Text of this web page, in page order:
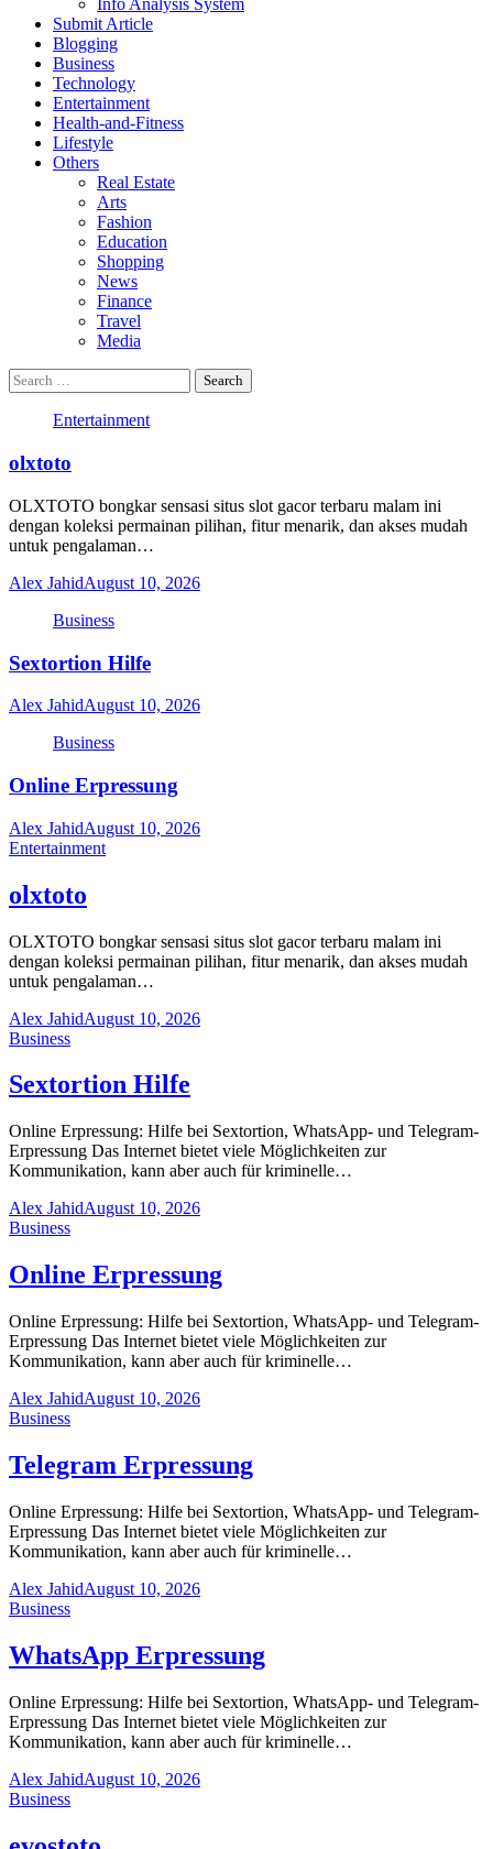
Info Analysis System
Submit Article
Blogging
Business
Technology
Entertainment
Health-and-Fitness
Lifestyle
Others
Real Estate
Arts
Fashion
Education
Shopping
News
Finance
Travel
Media
Search
for:
Entertainment
olxtoto
OLXTOTO bongkar sensasi situs slot gacor terbaru malam ini
dengan koleksi permainan pilihan, fitur menarik, dan akses mudah
untuk pengalaman…
Alex JahidAugust 10, 2026
Business
Sextortion Hilfe
Alex JahidAugust 10, 2026
Business
Online Erpressung
Alex JahidAugust 10, 2026
Entertainment
olxtoto
OLXTOTO bongkar sensasi situs slot gacor terbaru malam ini
dengan koleksi permainan pilihan, fitur menarik, dan akses mudah
untuk pengalaman…
Alex JahidAugust 10, 2026
Business
Sextortion Hilfe
Online Erpressung: Hilfe bei Sextortion, WhatsApp- und Telegram-
Erpressung Das Internet bietet viele Möglichkeiten zur
Kommunikation, kann aber auch für kriminelle…
Alex JahidAugust 10, 2026
Business
Online Erpressung
Online Erpressung: Hilfe bei Sextortion, WhatsApp- und Telegram-
Erpressung Das Internet bietet viele Möglichkeiten zur
Kommunikation, kann aber auch für kriminelle…
Alex JahidAugust 10, 2026
Business
Telegram Erpressung
Online Erpressung: Hilfe bei Sextortion, WhatsApp- und Telegram-
Erpressung Das Internet bietet viele Möglichkeiten zur
Kommunikation, kann aber auch für kriminelle…
Alex JahidAugust 10, 2026
Business
WhatsApp Erpressung
Online Erpressung: Hilfe bei Sextortion, WhatsApp- und Telegram-
Erpressung Das Internet bietet viele Möglichkeiten zur
Kommunikation, kann aber auch für kriminelle…
Alex JahidAugust 10, 2026
Business